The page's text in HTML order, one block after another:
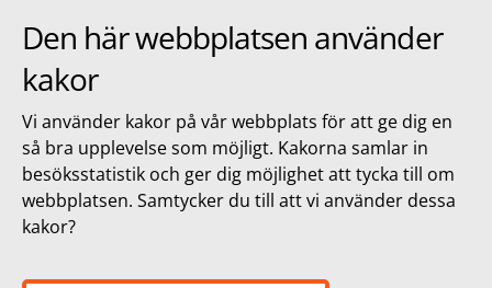
Den här webbplatsen använder
kakor
Vi använder kakor på vår webbplats för att ge dig en
så bra upplevelse som möjligt. Kakorna samlar in
besöksstatistik och ger dig möjlighet att tycka till om
webbplatsen. Samtycker du till att vi använder dessa
kakor?